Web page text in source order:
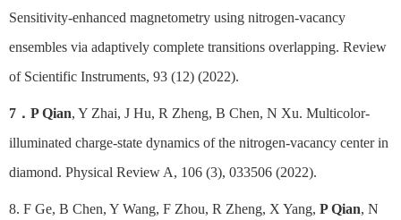
Sensitivity-enhanced magnetometry using nitrogen-vacancy
ensembles via adaptively complete transitions overlapping. Review
of Scientific Instruments, 93 (12) (2022).
7 ． P Qian, Y Zhai, J Hu, R Zheng, B Chen, N Xu. Multicolor-
illuminated charge-state dynamics of the nitrogen-vacancy center in
diamond. Physical Review A, 106 (3), 033506 (2022).
8. F Ge, B Chen, Y Wang, F Zhou, R Zheng, X Yang, P Qian, N